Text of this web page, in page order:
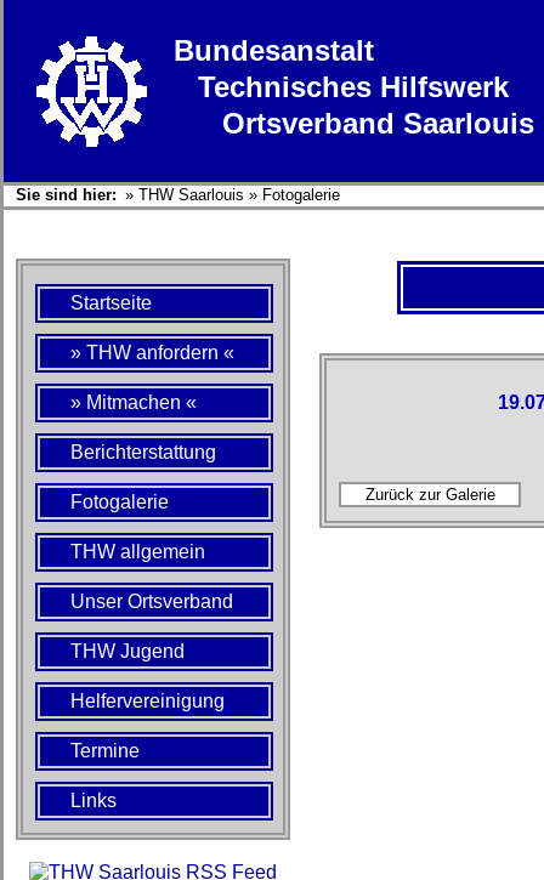
Bundesanstalt
Technisches Hilfswerk
Ortsverband Saarlouis
Sie sind hier: » THW Saarlouis » Fotogalerie
Startseite
» THW anfordern «
» Mitmachen «
Berichterstattung
Fotogalerie
THW allgemein
Unser Ortsverband
THW Jugend
Helfervereinigung
Termine
Links